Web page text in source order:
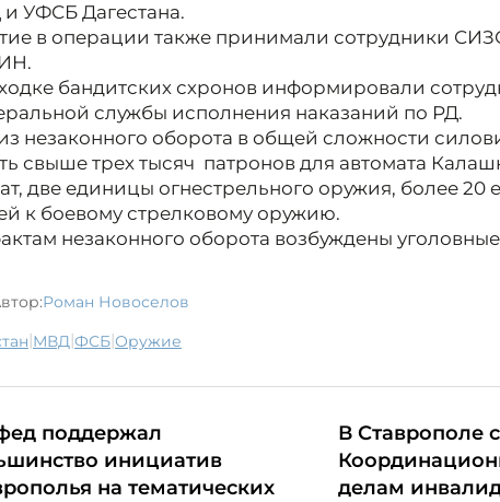
УФСБ Дагестана.
в операции также принимали сотрудники
бандитских схронов информировали
службы исполнения наказаний по РД.
незаконного оборота в общей сложности
свыше трех тысяч патронов для автомата
две единицы огнестрельного оружия, более 20
к боевому стрелковому оружию.
незаконного оборота возбуждены
Роман Новоселов
| МВД| ФСБ| оружие
поддержал
инициатив
на тематических
В Ставрополе
делам